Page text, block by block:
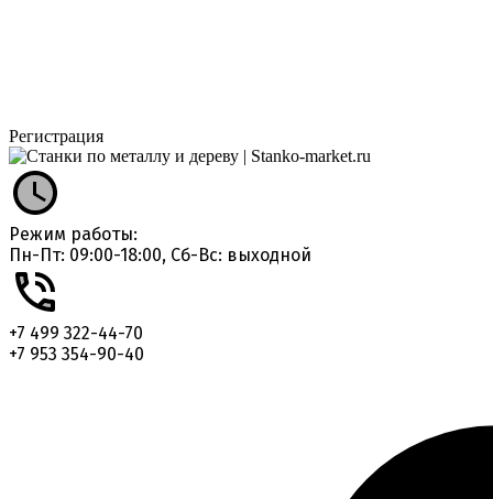
Регистрация
Режим работы:
Пн-Пт: 09:00-18:00, Сб-Вс: выходной
+7 499 322-44-70
+7 953 354-90-40